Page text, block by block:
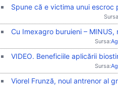
Spune că e victima unui escroc
Cu Imexagro buruieni –
Sursa:
VIDEO. Beneficiile aplicării
Sursa:
Viorel Frunză, noul antrenor al